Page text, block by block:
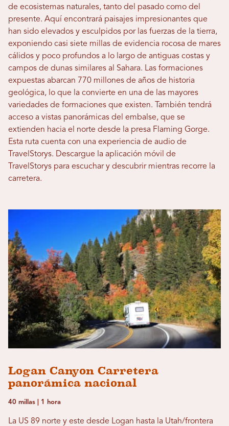
de ecosistemas naturales, tanto del pasado como del
presente. Aquí encontrará paisajes impresionantes que
han sido elevados y esculpidos por las fuerzas de la tierra,
exponiendo casi siete millas de evidencia rocosa de mares
cálidos y poco profundos a lo largo de antiguas costas y
campos de dunas similares al Sahara. Las formaciones
expuestas abarcan 770 millones de años de historia
geológica, lo que la convierte en una de las mayores
variedades de formaciones que existen. También tendrá
acceso a vistas panorámicas del embalse, que se
extienden hacia el norte desde la presa Flaming Gorge.
Esta ruta cuenta con una experiencia de audio de
TravelStorys. Descargue la aplicación móvil de
TravelStorys para escuchar y descubrir mientras recorre la
carretera.
Logan Canyon Carretera
panorámica nacional
40 millas | 1 hora
La US 89 norte y este desde Logan hasta la Utah/frontera